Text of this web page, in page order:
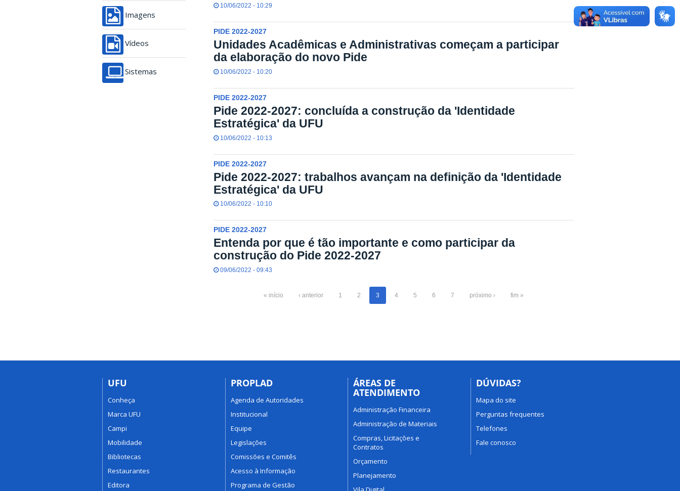
Imagens
Vídeos
Sistemas
10/06/2022 - 10:29
PIDE 2022-2027
Unidades Acadêmicas e Administrativas começam a participar
da elaboração do novo Pide
10/06/2022 - 10:20
PIDE 2022-2027
Pide 2022-2027: concluída a construção da 'Identidade
Estratégica' da UFU
10/06/2022 - 10:13
PIDE 2022-2027
Pide 2022-2027: trabalhos avançam na definição da 'Identidade
Estratégica' da UFU
10/06/2022 - 10:10
PIDE 2022-2027
Entenda por que é tão importante e como participar da
construção do Pide 2022-2027
09/06/2022 - 09:43
« início ‹ anterior 1 2 3 4 5 6 7 próximo › fim »
UFU
Conheça
Marca UFU
Campi
Mobilidade
Bibliotecas
Restaurantes
Editora
PROPLAD
Agenda de Autoridades
Institucional
Equipe
Legislações
Comissões e Comitês
Acesso à Informação
Programa de Gestão
ÁREAS DE
ATENDIMENTO
Administração Financeira
Administração de Materiais
Compras, Licitações e
Contratos
Orçamento
Planejamento
DÚVIDAS?
Mapa do site
Perguntas frequentes
Telefones
Fale conosco